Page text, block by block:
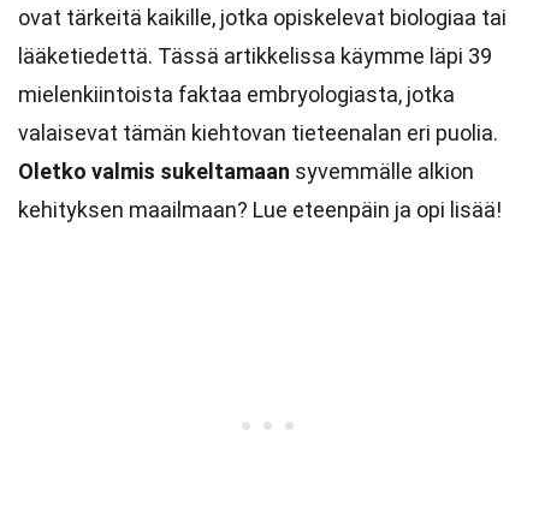
ovat tärkeitä kaikille, jotka opiskelevat biologiaa tai
lääketiedettä. Tässä artikkelissa käymme läpi 39
mielenkiintoista faktaa embryologiasta, jotka
valaisevat tämän kiehtovan tieteenalan eri puolia.
Oletko valmis sukeltamaan syvemmälle alkion
kehityksen maailmaan? Lue eteenpäin ja opi lisää!